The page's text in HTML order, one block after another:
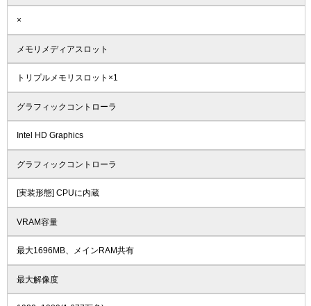
×
メモリメディアスロット
トリプルメモリスロット×1
グラフィックコントローラ
Intel HD Graphics
グラフィックコントローラ
[実装形態] CPUに内蔵
VRAM容量
最大1696MB、メインRAM共有
最大解像度